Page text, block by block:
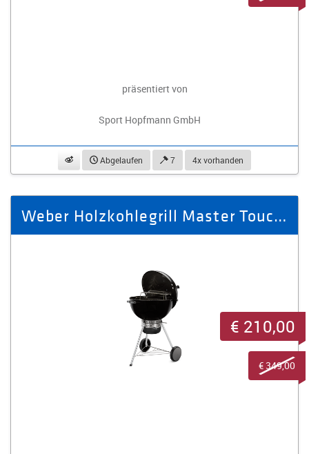
präsentiert von
Sport Hopfmann GmbH
beobachtenAbgelaufen 7 4x vorhanden
Weber Holzkohlegrill Master Touch E-5755
€ 210,00
€ 349,00